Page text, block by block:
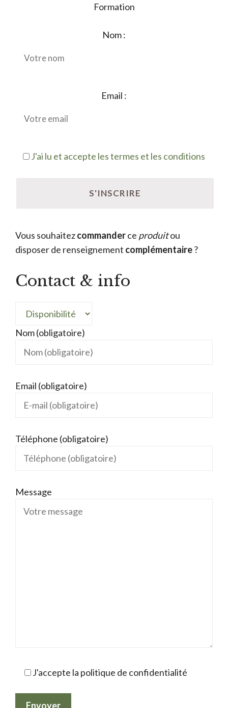
Formation
Nom :
Email :
J'ai lu et accepte les termes et les conditions
Vous souhaitezcommanderce produitou
disposer de renseignement complémentaire?
Contact & info
Nom (obligatoire)
Email (obligatoire)
Téléphone (obligatoire)
Message
J'accepte la politique de confidentialité